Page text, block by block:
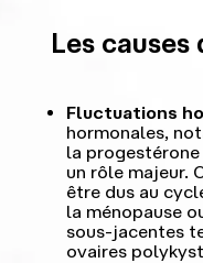
Les causes
Fluctuations
hormonales,
la
un rôle majeur.
être dus au
la ménopause
sous-jacentes
ovaires